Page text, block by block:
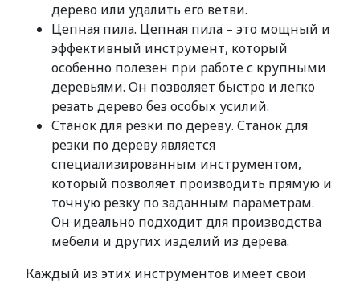
дерево или удалить его ветви.
Цепная пила. Цепная пила – это мощный и
эффективный инструмент, который
особенно полезен при работе с крупными
деревьями. Он позволяет быстро и легко
резать дерево без особых усилий.
Станок для резки по дереву. Станок для
резки по дереву является
специализированным инструментом,
который позволяет производить прямую и
точную резку по заданным параметрам.
Он идеально подходит для производства
мебели и других изделий из дерева.
Каждый из этих инструментов имеет свои